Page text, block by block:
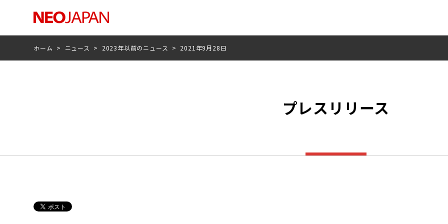
ホーム > ニュース > 2023年以前のニュース > 2021年9月28日
プレスリリース